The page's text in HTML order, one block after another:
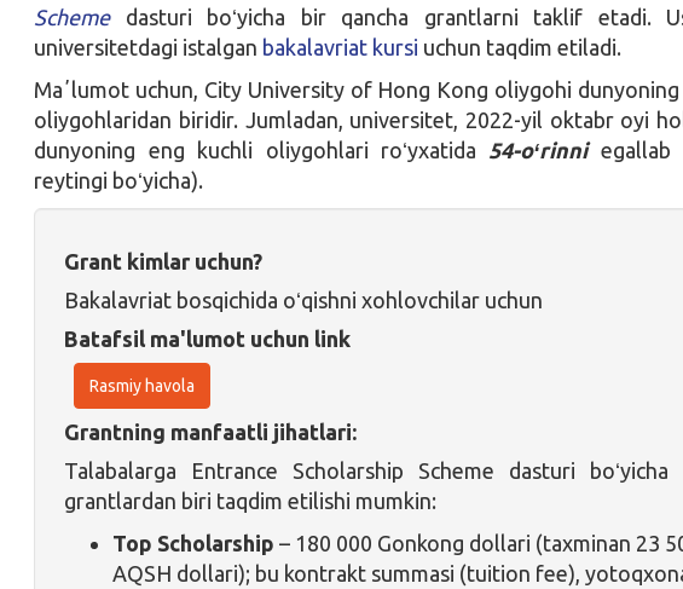
Schemedasturi boʻyicha bir qancha grantlarni taklif etadi.
universitetdagi istalgan bakalavriat kursi uchun taqdim etiladi.
Maʼlumot uchun, City University of Hong Kong oliygohi
oliygohlaridan biridir. Jumladan, universitet, 2022-yil oktabr oyi
dunyoning eng kuchli oliygohlari roʻyxatida 54-oʻrinni egallab
reytingi boʻyicha).
Grant kimlar uchun?
Bakalavriat bosqichida oʻqishni xohlovchilar uchun
Batafsil ma'lumot uchun link
Rasmiy havola
Grantning manfaatli jihatlari:
Talabalarga Entrance Scholarship Scheme dasturi boʻyicha
grantlardan biri taqdim etilishi mumkin:
Top Scholarship – 180 000 Gonkong dollari (taxminan 23
AQSH dollari); bu kontrakt summasi (tuition fee),